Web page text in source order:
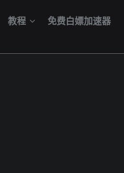
教程 免费白嫖加速器